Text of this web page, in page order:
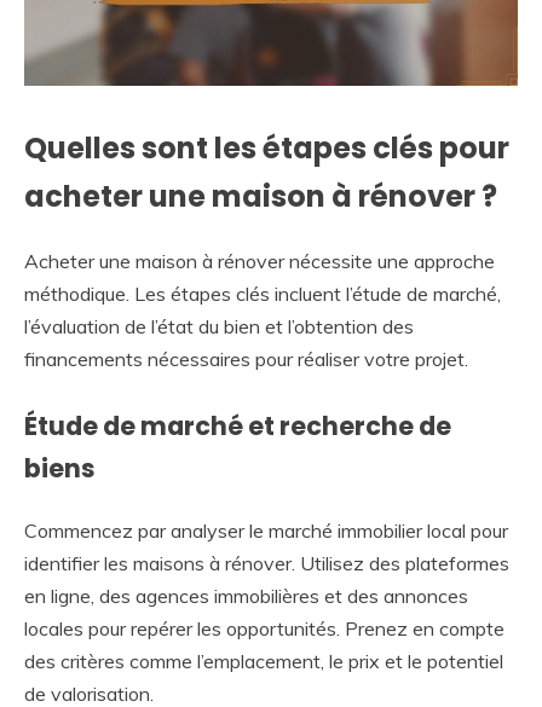
Quelles sont les étapes clés pour
acheter une maison à rénover ?
Acheter une maison à rénover nécessite une approche
méthodique. Les étapes clés incluent l’étude de marché,
l’évaluation de l’état du bien et l’obtention des
financements nécessaires pour réaliser votre projet.
Étude de marché et recherche de
biens
Commencez par analyser le marché immobilier local pour
identifier les maisons à rénover. Utilisez des plateformes
en ligne, des agences immobilières et des annonces
locales pour repérer les opportunités. Prenez en compte
des critères comme l’emplacement, le prix et le potentiel
de valorisation.